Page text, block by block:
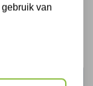
van